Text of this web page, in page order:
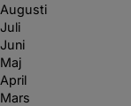
Augusti
Juli
Juni
Maj
April
Mars